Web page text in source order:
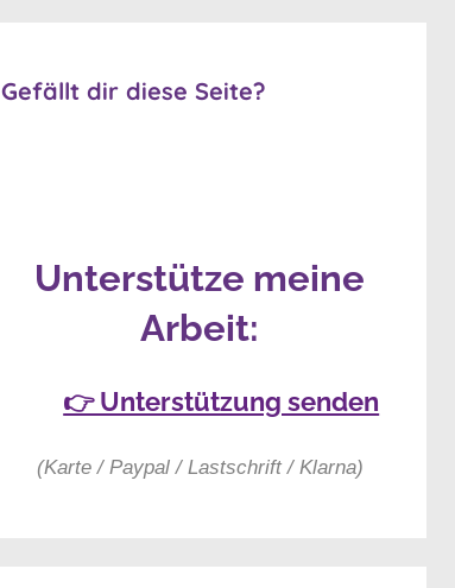
Gefällt dir diese Seite?
Unterstütze meine
Arbeit:
👉 Unterstützung senden
(Karte / Paypal / Lastschrift / Klarna)